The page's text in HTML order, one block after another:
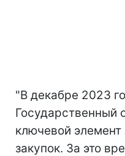
"В декабре 2023
Государственный
ключевой
закупок. За это